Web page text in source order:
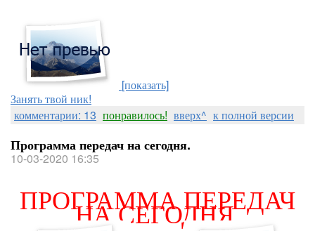
[показать]
Занять твой ник!
комментарии: 13 понравилось! вверх^ к полной версии
Программа передач на сегодня.
10-03-2020 16:35
ПРОГРАММА ПЕРЕДАЧ
НА СЕГОДНЯ.